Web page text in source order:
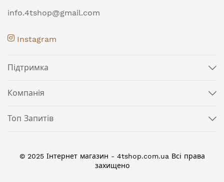
info.4tshop@gmail.com
Instagram
Підтримка
Компанія
Топ Запитів
© 2025 Інтернет магазин - 4tshop.com.ua Всі права
захищено